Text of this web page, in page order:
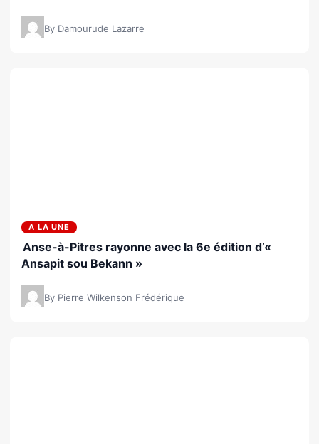
By Damourude Lazarre
A LA UNE
Anse-à-Pitres rayonne avec la 6e édition d’«
Ansapit sou Bekann »
By Pierre Wilkenson Frédérique